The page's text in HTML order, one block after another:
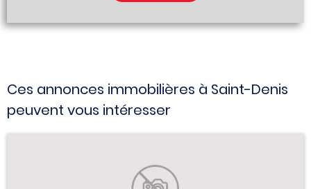
Ces annonces immobilières à Saint-Denis
peuvent vous intéresser